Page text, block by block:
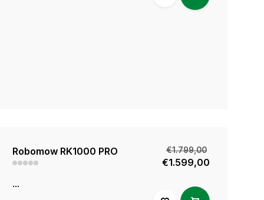
Robomow RK1000 PRO
...
€1.799,00
€1.599,00